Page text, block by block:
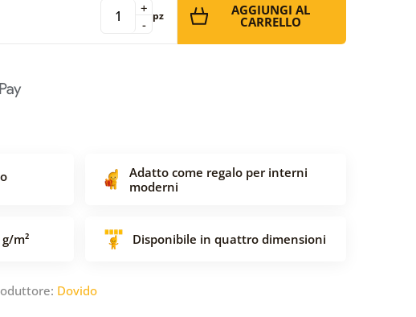
-
+ pz AGGIUNGI AL
CARRELLO
Adatto come regalo per interni
moderni
m² Disponibile in quattro dimensioni
Dovido